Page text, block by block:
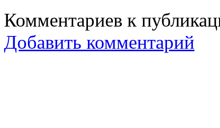
Комментариев к
Добавить комментарий